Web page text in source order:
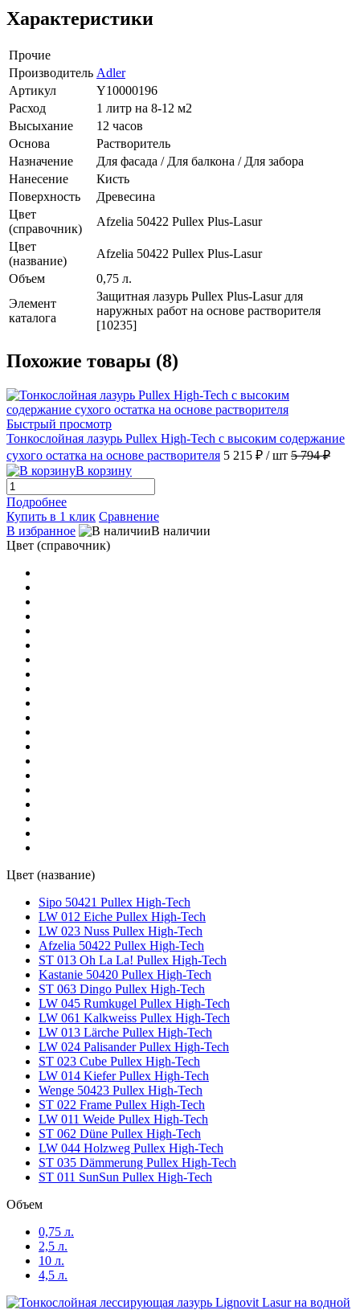
Характеристики
Прочие
Производитель Adler
Артикул
Y10000196
Расход
1 литр на 8-12 м2
Высыхание
12 часов
Основа
Растворитель
Назначение
Для фасада / Для балкона / Для забора
Нанесение
Кисть
Поверхность
Древесина
Цвет
(справочник)
Afzelia 50422 Pullex Plus-Lasur
Цвет
(название)
Afzelia 50422 Pullex Plus-Lasur
Объем
0,75 л.
Элемент
каталога
Защитная лазурь Pullex Plus-Lasur для
наружных работ на основе растворителя
[10235]
Похожие товары (8)
Быстрый просмотр
Тонкослойная лазурь Рullex High-Tech с высоким содержание
сухого остатка на основе растворителя 5 215 ₽ / шт 5 794 ₽
В корзину
Подробнее
Купить в 1 клик Сравнение
В избранное
В наличии
Цвет (справочник)
Цвет (название)
Sipo 50421 Pullex High-Tech
LW 012 Eiche Pullex High-Tech
LW 023 Nuss Pullex High-Tech
Afzelia 50422 Pullex High-Tech
ST 013 Oh La La! Pullex High-Tech
Kastanie 50420 Pullex High-Tech
ST 063 Dingo Pullex High-Tech
LW 045 Rumkugel Pullex High-Tech
LW 061 Kalkweiss Pullex High-Tech
LW 013 Lärche Pullex High-Tech
LW 024 Palisander Pullex High-Tech
ST 023 Cube Pullex High-Tech
LW 014 Kiefer Pullex High-Tech
Wenge 50423 Pullex High-Tech
ST 022 Frame Pullex High-Tech
LW 011 Weide Pullex High-Tech
ST 062 Düne Pullex High-Tech
LW 044 Holzweg Pullex High-Tech
ST 035 Dämmerung Pullex High-Tech
ST 011 SunSun Pullex High-Tech
Объем
0,75 л.
2,5 л.
10 л.
4,5 л.